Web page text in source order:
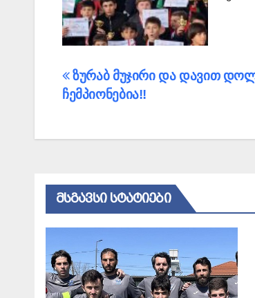
პოსტის
ნავიგაცია
ზურაბ მუჯირი და დავით
ჩემპიონებია!!
ᲛᲡᲒᲐᲕᲡᲘ ᲡᲢᲐᲢᲘᲔᲑᲘ